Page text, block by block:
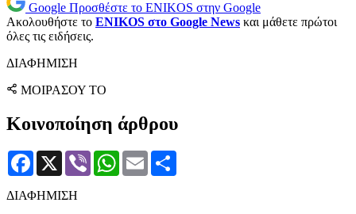
Google Προσθέστε το ENIKOS στην Google
Ακολουθήστε το ENIKOS στο Google News και μάθετε πρώτοι
όλες τις ειδήσεις.
ΔΙΑΦΗΜΙΣΗ
ΜΟΙΡΑΣΟΥ ΤΟ
Κοινοποίηση άρθρου
Facebook
X Viber WhatsApp
Email
ΔΙΑΦΗΜΙΣΗ